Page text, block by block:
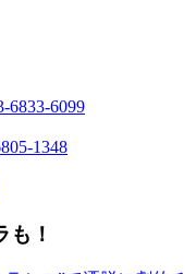
6833-6099
1348
も！